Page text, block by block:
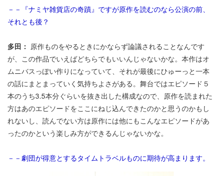
－－『ナミヤ雑貨店の奇蹟』ですが原作を読むのなら公演の前、
それとも後？
多田： 原作ものをやるときにかならず論議されることなんです
が、この作品でいえばどちらでもいいんじゃないかな。本作はオ
ムニバスっぽい作りになっていて、それが最後にひゅーっと一本
の話にまとまっていく気持ちよさがある。舞台ではエピソード５
本のうち3.5本分ぐらいを抜き出した構成なので、原作を読まれた
方はあのエピソードをここにねじ込んできたのかと思うのかもし
れないし、読んでない方は原作には他にもこんなエピソードがあ
ったのかという楽しみ方ができるんじゃないかな。
－－劇団が得意とするタイムトラベルものに期待が高まります。